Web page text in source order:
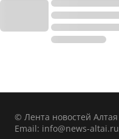
© Лента новостей Алтая
Email: info@news-altai.ru